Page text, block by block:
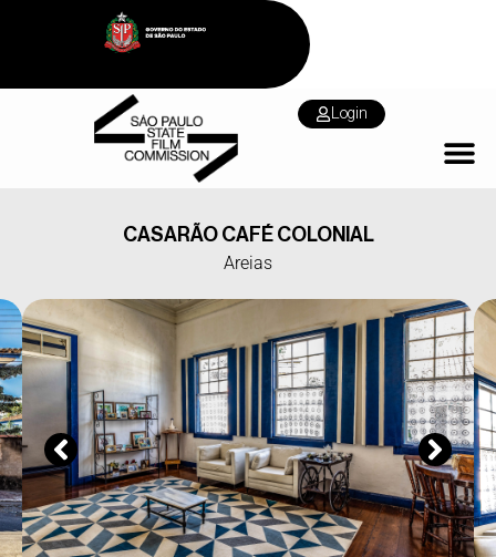
Login
CASARÃO CAFÉ COLONIAL
Areias